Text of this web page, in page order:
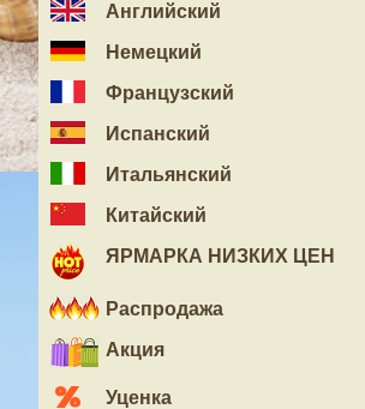
Английский
Немецкий
Французский
Испанский
Итальянский
Китайский
ЯРМАРКА НИЗКИХ ЦЕН
Распродажа
Акция
Уценка